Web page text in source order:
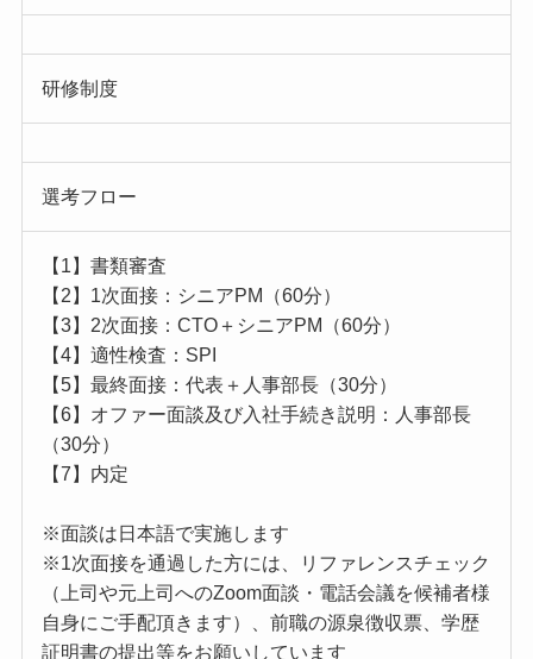
研修制度
選考フロー
【1】書類審査
【2】1次面接：シニアPM（60分）
【3】2次面接：CTO＋シニアPM（60分）
【4】適性検査：SPI
【5】最終面接：代表＋人事部長（30分）
【6】オファー面談及び入社手続き説明：人事部長
（30分）
【7】内定
※面談は日本語で実施します
※1次面接を通過した方には、リファレンスチェック
（上司や元上司へのZoom面談・電話会議を候補者様
自身にご手配頂きます）、前職の源泉徴収票、学歴
証明書の提出等をお願いしています